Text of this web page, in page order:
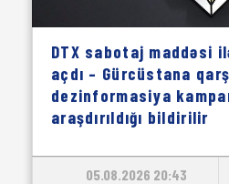
DTX sabotaj maddəsi
açdı – Gürcüstana
dezinformasiya
araşdırıldığı bildirilir
05.08.2026 20:43